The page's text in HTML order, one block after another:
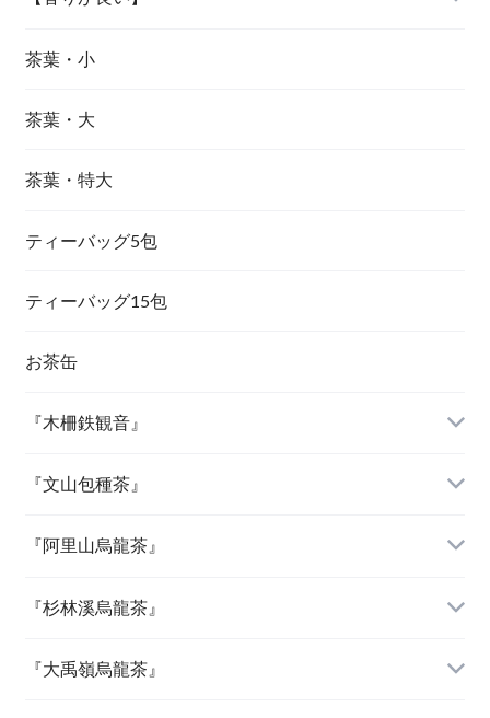
『鹿谷鄕凍頂烏龍茶』
『東方美人茶』
『杉林溪烏龍茶』
『大禹嶺烏龍茶』
『梨山烏龍茶』
『文山包種茶』
『東方美人茶』
『金萱茶』
『茉莉花茶（ジャスミン茶）』
茶葉・小
茶葉・大
茶葉・特大
ティーバッグ5包
ティーバッグ15包
お茶缶
『木柵鉄観音』
『文山包種茶』
『阿里山烏龍茶』
『杉林溪烏龍茶』
『大禹嶺烏龍茶』